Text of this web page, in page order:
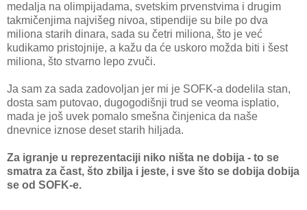
medalja na olimpijadama, svetskim prvenstvima i drugim
takmičenjima najvišeg nivoa, stipendije su bile po dva
miliona starih dinara, sada su četri miliona, što je već
kudikamo pristojnije, a kažu da će uskoro možda biti i šest
miliona, što stvarno lepo zvuči.
Ja sam za sada zadovoljan jer mi je SOFK-a dodelila stan,
dosta sam putovao, dugogodišnji trud se veoma isplatio,
mada je još uvek pomalo smešna činjenica da naše
dnevnice iznose deset starih hiljada.
Za igranje u reprezentaciji niko ništa ne dobija - to se
smatra za čast, što zbilja i jeste, i sve što se dobija dobija
se od SOFK-e.